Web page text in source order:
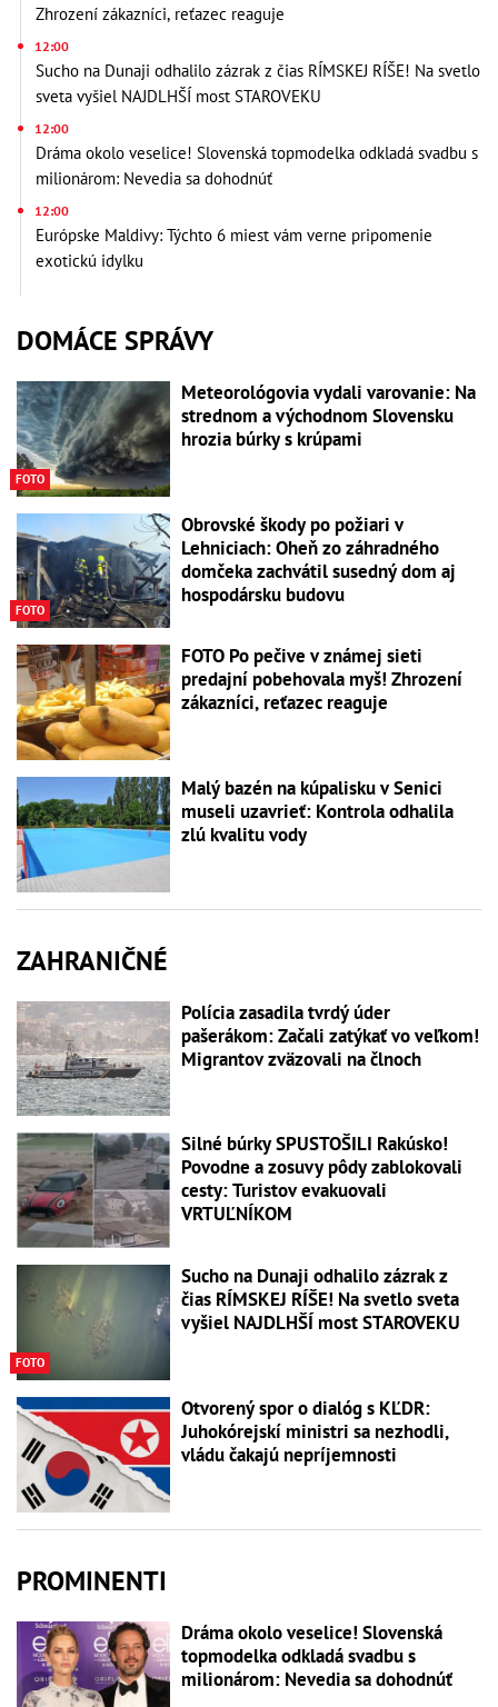
Zhrození zákazníci, reťazec reaguje
12:00
Sucho na Dunaji odhalilo zázrak z čias RÍMSKEJ RÍŠE! Na svetlo
sveta vyšiel NAJDLHŠÍ most STAROVEKU
12:00
Dráma okolo veselice! Slovenská topmodelka odkladá svadbu s
milionárom: Nevedia sa dohodnúť
12:00
Európske Maldivy: Týchto 6 miest vám verne pripomenie
exotickú idylku
DOMÁCE SPRÁVY
FOTO
Meteorológovia vydali varovanie: Na
strednom a východnom Slovensku
hrozia búrky s krúpami
FOTO
Obrovské škody po požiari v
Lehniciach: Oheň zo záhradného
domčeka zachvátil susedný dom aj
hospodársku budovu
FOTO Po pečive v známej sieti
predajní pobehovala myš! Zhrození
zákazníci, reťazec reaguje
Malý bazén na kúpalisku v Senici
museli uzavrieť: Kontrola odhalila
zlú kvalitu vody
ZAHRANIČNÉ
Polícia zasadila tvrdý úder
pašerákom: Začali zatýkať vo veľkom!
Migrantov zväzovali na člnoch
Silné búrky SPUSTOŠILI Rakúsko!
Povodne a zosuvy pôdy zablokovali
cesty: Turistov evakuovali
VRTUĽNÍKOM
FOTO
Sucho na Dunaji odhalilo zázrak z
čias RÍMSKEJ RÍŠE! Na svetlo sveta
vyšiel NAJDLHŠÍ most STAROVEKU
Otvorený spor o dialóg s KĽDR:
Juhokórejskí ministri sa nezhodli,
vládu čakajú nepríjemnosti
PROMINENTI
Dráma okolo veselice! Slovenská
topmodelka odkladá svadbu s
milionárom: Nevedia sa dohodnúť